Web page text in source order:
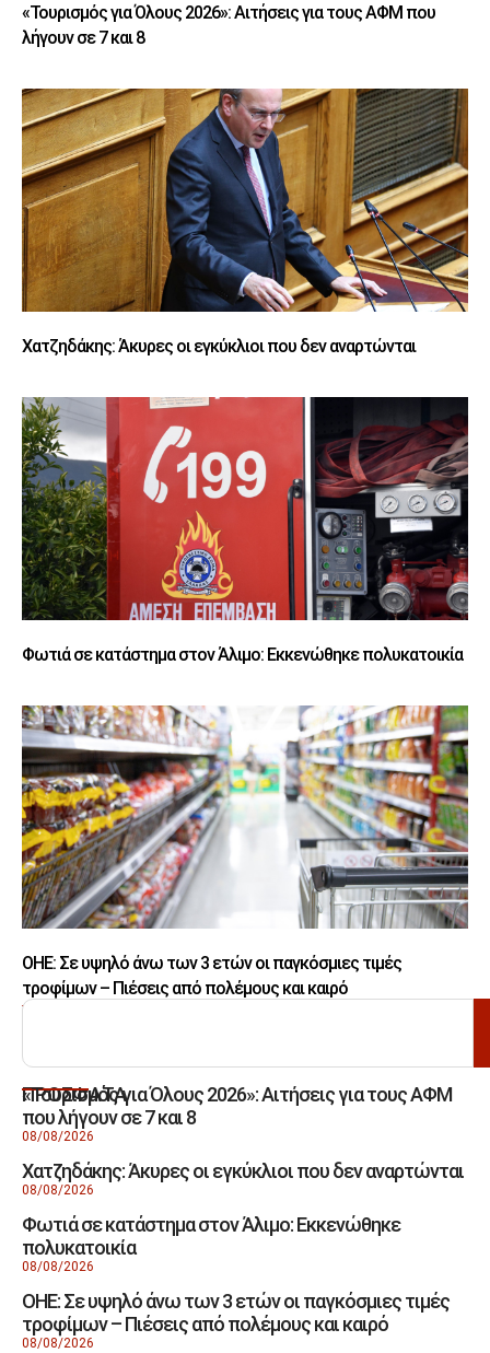
«Τουρισμός για Όλους 2026»: Αιτήσεις για τους ΑΦΜ που
λήγουν σε 7 και 8
Χατζηδάκης: Άκυρες οι εγκύκλιοι που δεν αναρτώνται
Φωτιά σε κατάστημα στον Άλιμο: Εκκενώθηκε πολυκατοικία
ΟΗΕ: Σε υψηλό άνω των 3 ετών οι παγκόσμιες τιμές
τροφίμων – Πιέσεις από πολέμους και καιρό
ΑΝΑΖΗΤΗΣΗ
ΠΡΟΣΦΑΤΑ
«Τουρισμός για Όλους 2026»: Αιτήσεις για τους ΑΦΜ
που λήγουν σε 7 και 8
08/08/2026
Χατζηδάκης: Άκυρες οι εγκύκλιοι που δεν αναρτώνται
08/08/2026
Φωτιά σε κατάστημα στον Άλιμο: Εκκενώθηκε
πολυκατοικία
08/08/2026
ΟΗΕ: Σε υψηλό άνω των 3 ετών οι παγκόσμιες τιμές
τροφίμων – Πιέσεις από πολέμους και καιρό
08/08/2026